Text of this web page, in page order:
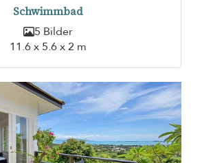
Schwimmbad
5 Bilder
11.6 x 5.6 x 2 m